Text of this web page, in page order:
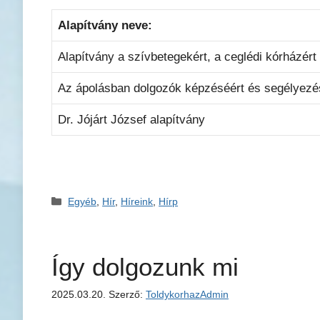
Alapítvány neve:
Alapítvány a szívbetegekért, a ceglédi kórházért
Az ápolásban dolgozók képzéséért és
Dr. Jójárt József alapítvány
Kategória
Egyéb Hír, Híreink Hírp
Így dolgozunk mi
2025.03.20. Szerző: ToldykorhazAdmin